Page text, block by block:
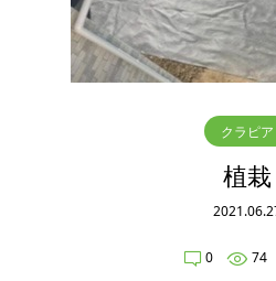
クラピア
植栽
0 74